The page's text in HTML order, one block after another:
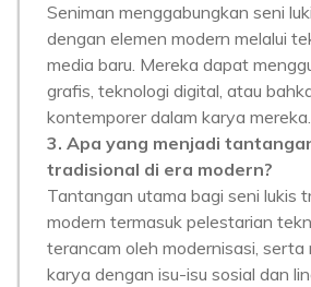
Seniman menggabungkan seni
dengan elemen modern melalui
media baru. Mereka dapat
grafis, teknologi digital, atau
kontemporer dalam karya mereka.
3. Apa yang menjadi
tradisional di era modern?
Tantangan utama bagi seni lukis
modern termasuk pelestarian
terancam oleh modernisasi, serta
karya dengan isu-isu sosial dan